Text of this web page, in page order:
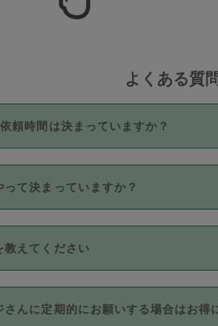
よくある質
頼時間は決まっていますか？
3時間固定です。3時間を超えて依頼
利用いただくには、タスカジさんに事
なお、3時間を下回っても、値引き等
て決まっていますか？
帯の中からタスカジさん自身が価格
の価格設定には最初は制限があり、レ
能な最高額が上がっていく仕組みにな
教えてください
クレジットカード（Visa／Master／
なります。
さんに定期的にお願いする場合はお得